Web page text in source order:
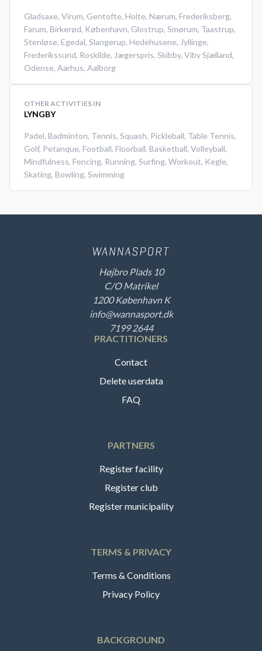
Gladsaxe, Virum, Gentofte, Holte, Nærum, Frederiksberg,
Farum, Birkerød, København, Glostrup, Smørum, Taastrup,
Stenløse, Egedal, Slangerup, Hedehusene, Jyllinge,
Frederikssund, Roskilde, Jægerspris, Skibby, Viby Sjælland,
Odense, Aarhus, Aalborg
OTHER ACTIVITIES IN
LYNGBY
Padel, Badminton, Tennis, Squash, Pickleball, Table Tennis,
Golf, Petanque, Football, Floorball, Basketball, Volleyball,
Mindfulness, Fencing, Running, Surfing, Workout, Kegle,
Skating, Bowling, Swimming
Højbro Plads 10
C/O Matrikel
1200 København K
info@wannasport.dk
7199 2644
PRACTITIONERS
Contact
Delete userdata
FAQ
PARTNERS
Register facility
Register club
Register municipality
TERMS & PRIVACY
Terms & Conditions
Privacy Policy
BACKGROUND